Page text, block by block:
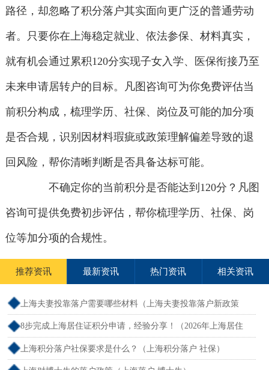
路径，却忽略了积分落户其实面向更广泛的普通劳动
者。只要你在上海稳定就业、依法参保、材料真实，
就有机会通过累积120分实现子女入学、医保衔接乃至
未来申请居转户的目标。凡图咨询可为你免费评估当
前积分构成，梳理学历、社保、岗位及可能的加分项
是否合规，识别因材料瑕疵或政策理解偏差导致的退
回风险，帮你清晰判断是否具备达标可能。
不确定你的当前积分是否能达到120分？凡图
咨询可提供免费初步评估，帮你梳理学历、社保、岗
位等加分项的合规性。
推荐资讯 最新资讯 热门资讯 相关资讯
上海夫妻投靠落户需要哪些材料（上海夫妻投靠落户新政策
2026年）
8步完成上海居住证积分申请，经验分享！（2026年上海居住
证积分办理申请流程和准备材料）
上海积分落户社保要求是什么？（上海积分落户 社保）